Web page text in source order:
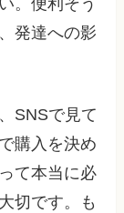
発達への影
SNSで見て
購入を決め
て本当に必
切です。も